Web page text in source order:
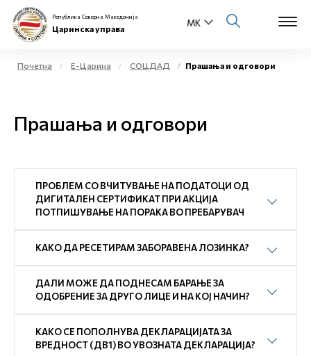
Физички лица
Бизнис заедница
Е-Царина
Open
Република Северна Македонија
Царинска управа
Почетна Е-Царина СОЦДАД Прашања и одговори
Прашања и одговори
ПРОБЛЕМ СО ВЧИТУВАЊЕ НА ПОДАТОЦИ ОД
ДИГИТАЛЕН СЕРТИФИКАТ ПРИ АКЦИЈА
ПОТПИШУВАЊЕ НА ПОРАКА ВО ПРЕБАРУВАЧ
КАКО ДА РЕСЕТИРАМ ЗАБОРАВЕНА ЛОЗИНКА?
ДАЛИ МОЖЕ ДА ПОДНЕСАМ БАРАЊЕ ЗА
ОДОБРЕНИЕ ЗА ДРУГО ЛИЦЕ И НА КОЈ НАЧИН?
КАКО СЕ ПОПОЛНУВА ДЕКЛАРАЦИЈАТА ЗА
ВРЕДНОСТ (ДВ1) ВО УВОЗНАТА ДЕКЛАРАЦИЈА?